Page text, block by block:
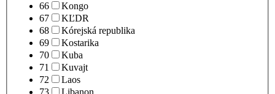
66
Kongo
67
KĽDR
68
Kórejská republika
69
Kostarika
70
Kuba
71
Kuvajt
72
Laos